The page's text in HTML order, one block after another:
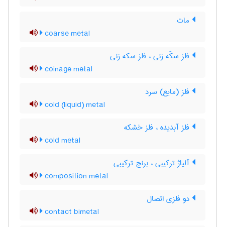
مات
coarse metal
فلز سکّه زنی ، فلز سکه زنی
coinage metal
فلز (مایع) سرد
cold (liquid) metal
فلز آبدیده ، فلز خشکه
cold metal
آلیاژ ترکیبی ، برنج ترکیبی
composition metal
دو فلزی اتصال
contact bimetal